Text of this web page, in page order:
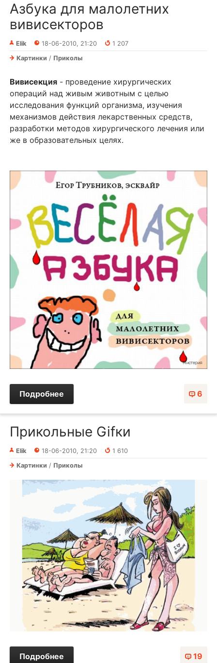
Азбука для малолетних
вивисекторов
Elik 18-06-2010, 21:20
1 207
Картинки / Приколы
Вивисекция - проведение хирургических
операций над живым животным с целью
исследования функций организма, изучения
механизмов действия лекарственных средств,
разработки методов хирургического лечения или
же в образовательных целях.
6
Подробнее
Прикольные Gifки
Elik 18-06-2010, 21:20
1 610
Картинки / Приколы
19
Подробнее